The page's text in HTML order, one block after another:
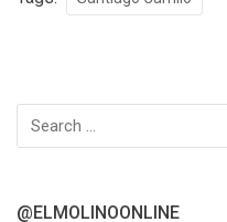
Search
for:
@ELMOLINOONLINE